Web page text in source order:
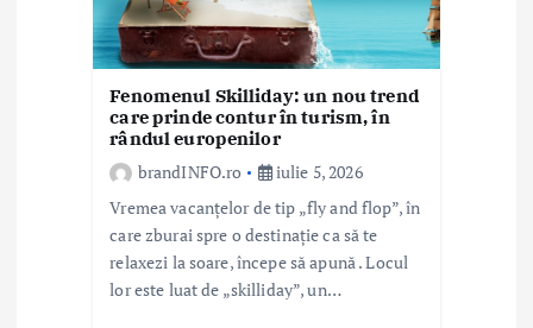
Fenomenul Skilliday: un nou trend
care prinde contur în turism, în
rândul europenilor
brandINFO.ro
iulie 5, 2026
Vremea vacanțelor de tip „fly and flop”, în
care zburai spre o destinație ca să te
relaxezi la soare, începe să apună . Locul
lor este luat de „skilliday”, un…